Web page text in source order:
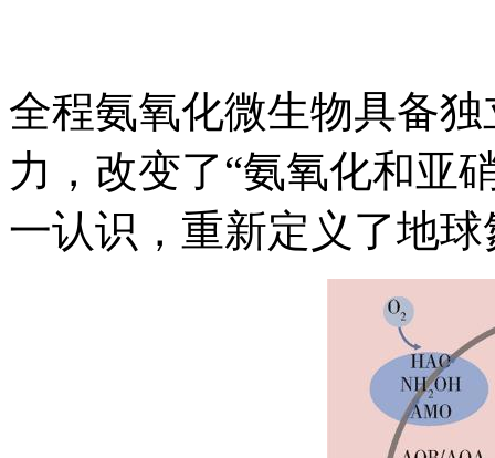
全程氨氧化微生物具备
力，改变了“氨氧化和亚
一认识，重新定义了地